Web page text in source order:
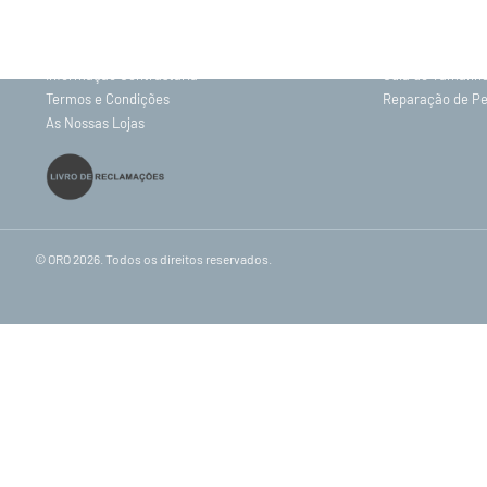
Termos e Condições
Reparação de
As Nossas Lojas
© ORO 2026. Todos os direitos reservados.